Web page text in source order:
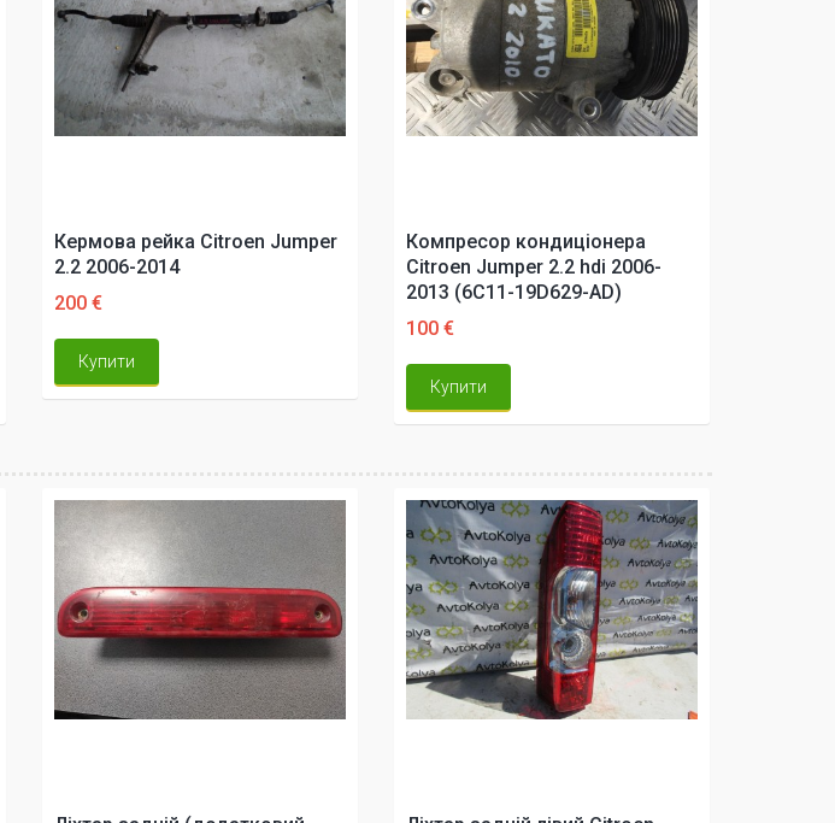
Кермова рейка Citroen Jumper
2.2 2006-2014
200 €
Купити
Компресор кондиціонера
Citroen Jumper 2.2 hdi 2006-
2013 (6C11-19D629-AD)
100 €
Купити